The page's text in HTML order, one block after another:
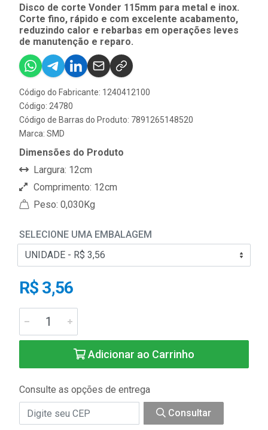
Disco de corte Vonder 115mm para metal e inox.
Corte fino, rápido e com excelente acabamento,
reduzindo calor e rebarbas em operações leves
de manutenção e reparo.
Código do Fabricante: 1240412100
Código: 24780
Código de Barras do Produto: 7891265148520
Marca: SMD
Dimensões do Produto
Largura: 12cm
Comprimento: 12cm
Peso: 0,030Kg
SELECIONE UMA EMBALAGEM
R$ 3,56
Adicionar ao Carrinho
Consulte as opções de entrega
Consultar